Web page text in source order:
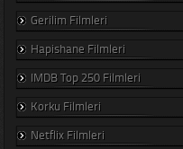
Gerilim Filmleri
Hapishane Filmleri
IMDB Top 250 Filmleri
Korku Filmleri
Netflix Filmleri